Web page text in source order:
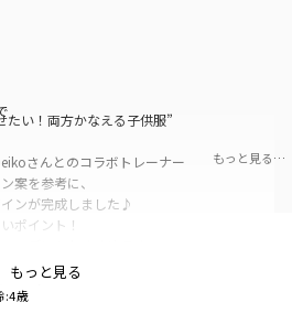
かからず、
満足です🎶
もっと見る…
女の子
:4歳
たい！両方かなえる子供服”
さんとのコラボトレーナー
案を参考に、
ンが完成しました♪
ポイント！
ーデにもおすすめです
種類
もっと見る